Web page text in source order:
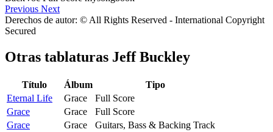
Previous Next
Derechos de autor: © All Rights Reserved - International Copyright
Secured
Otras tablaturas Jeff Buckley
Título Álbum
Tipo
Eternal Life
Grace
Full Score
Grace
Grace
Full Score
Grace
Grace
Guitars, Bass & Backing Track